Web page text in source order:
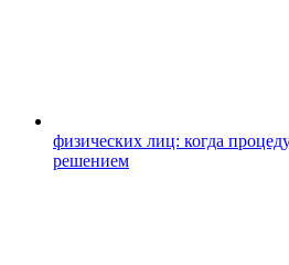
физических лиц: когда
решением